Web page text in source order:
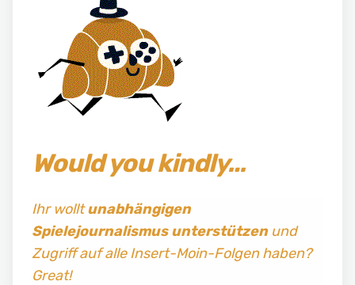
Would you kindly…
Ihr wolltunabhängigen
Spielejournalismus unterstützenund
Zugriff auf alle Insert-Moin-Folgen haben?
Great!